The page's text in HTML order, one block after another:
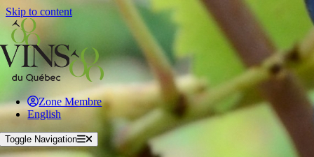
Skip to content
Zone Membre
English
Toggle Navigation